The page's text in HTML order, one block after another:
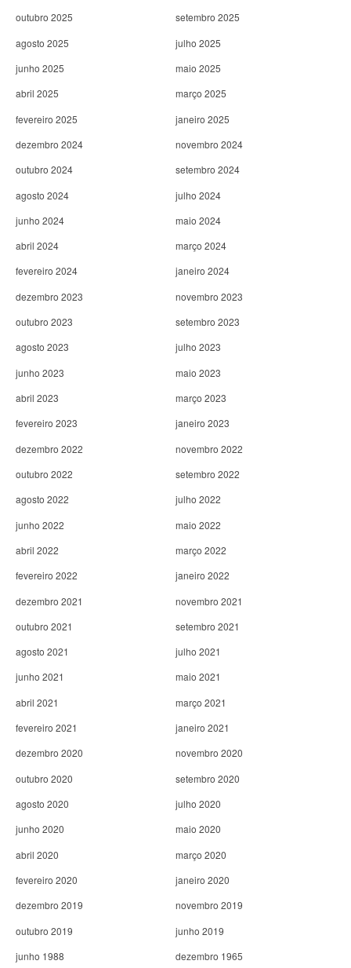
outubro 2025
setembro 2025
agosto 2025
julho 2025
junho 2025
maio 2025
abril 2025
março 2025
fevereiro 2025
janeiro 2025
dezembro 2024
novembro 2024
outubro 2024
setembro 2024
agosto 2024
julho 2024
junho 2024
maio 2024
abril 2024
março 2024
fevereiro 2024
janeiro 2024
dezembro 2023
novembro 2023
outubro 2023
setembro 2023
agosto 2023
julho 2023
junho 2023
maio 2023
abril 2023
março 2023
fevereiro 2023
janeiro 2023
dezembro 2022
novembro 2022
outubro 2022
setembro 2022
agosto 2022
julho 2022
junho 2022
maio 2022
abril 2022
março 2022
fevereiro 2022
janeiro 2022
dezembro 2021
novembro 2021
outubro 2021
setembro 2021
agosto 2021
julho 2021
junho 2021
maio 2021
abril 2021
março 2021
fevereiro 2021
janeiro 2021
dezembro 2020
novembro 2020
outubro 2020
setembro 2020
agosto 2020
julho 2020
junho 2020
maio 2020
abril 2020
março 2020
fevereiro 2020
janeiro 2020
dezembro 2019
novembro 2019
outubro 2019
junho 2019
junho 1988
dezembro 1965